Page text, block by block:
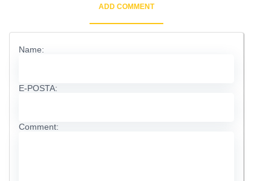
ADD COMMENT
Name:
E-POSTA:
Comment: